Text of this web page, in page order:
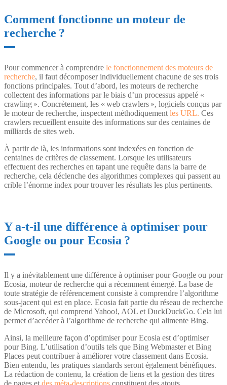
Comment fonctionne un moteur de
recherche ?
Pour commencer à comprendre le fonctionnement des moteurs de
recherche, il faut décomposer individuellement chacune de ses trois
fonctions principales. Tout d’abord, les moteurs de recherche
collectent des informations par le biais d’un processus appelé «
crawling ». Concrètement, les « web crawlers », logiciels conçus par
le moteur de recherche, inspectent méthodiquement les URL. Ces
crawlers recueillent ensuite des informations sur des centaines de
milliards de sites web.
À partir de là, les informations sont indexées en fonction de
centaines de critères de classement. Lorsque les utilisateurs
effectuent des recherches en tapant une requête dans la barre de
recherche, cela déclenche des algorithmes complexes qui passent au
crible l’énorme index pour trouver les résultats les plus pertinents.
Y a-t-il une différence à optimiser pour
Google ou pour Ecosia ?
Il y a inévitablement une différence à optimiser pour Google ou pour
Ecosia, moteur de recherche qui a récemment émergé. La base de
toute stratégie de référencement consiste à comprendre l’algorithme
sous-jacent qui est en place. Ecosia fait partie du réseau de recherche
de Microsoft, qui comprend Yahoo!, AOL et DuckDuckGo. Cela lui
permet d’accéder à l’algorithme de recherche qui alimente Bing.
Ainsi, la meilleure façon d’optimiser pour Ecosia est d’optimiser
pour Bing. L’utilisation d’outils tels que Bing Webmaster et Bing
Places peut contribuer à améliorer votre classement dans Ecosia.
Bien entendu, les pratiques standards seront également bénéfiques.
La rédaction de contenu, la création de liens et la gestion des titres
de pages et des méta-descriptions constituent des atouts.